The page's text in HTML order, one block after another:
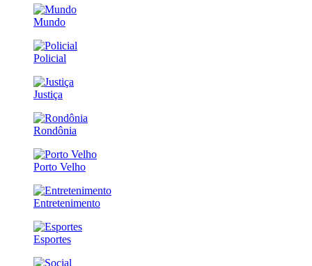
Mundo
Policial
Justiça
Rondônia
Porto Velho
Entretenimento
Esportes